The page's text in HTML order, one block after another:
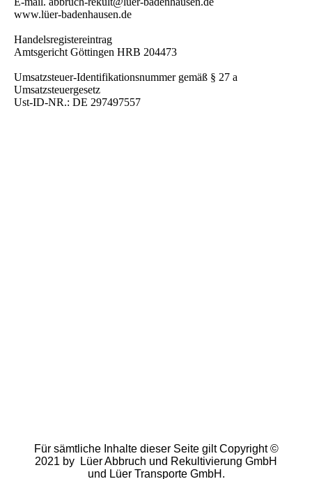
www.lüer-badenhausen.de
Handelsregistereintrag
Amtsgericht Göttingen HRB 204473
Umsatzsteuer-Identifikationsnummer gemäß § 27 a
Umsatzsteuergesetz
Ust-ID-NR.: DE 297497557
Für sämtliche Inhalte dieser Seite gilt Copyright ©
2021 by Lüer Abbruch und Rekultivierung GmbH
und Lüer Transporte GmbH.